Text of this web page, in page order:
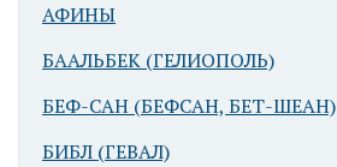
Иерусалим. Via
dolorosa
АФИНЫ
БААЛЬБЕК (ГЕЛИОПОЛЬ)
БЕФ-САН (БЕФСАН, БЕТ-ШЕАН)
БИБЛ (ГЕВАЛ)